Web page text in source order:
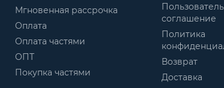
Мгновенная рассрочка
Оплата
Оплата частями
ОПТ
Покупка частями
соглашение
Политика
Возврат
Доставка